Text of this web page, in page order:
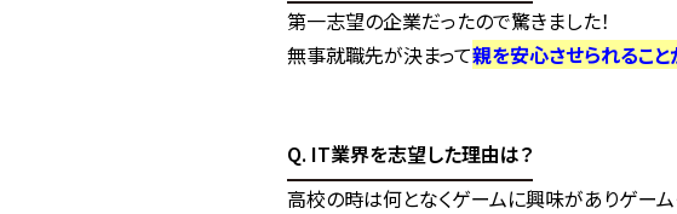
第一志望の企業だったので驚きました！
無事就職先が決まって親を安心させられるこ
Q. IT業界を志望した理由は？
高校の時は何となくゲームに興味がありゲーム